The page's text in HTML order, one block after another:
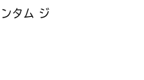
タム ジ